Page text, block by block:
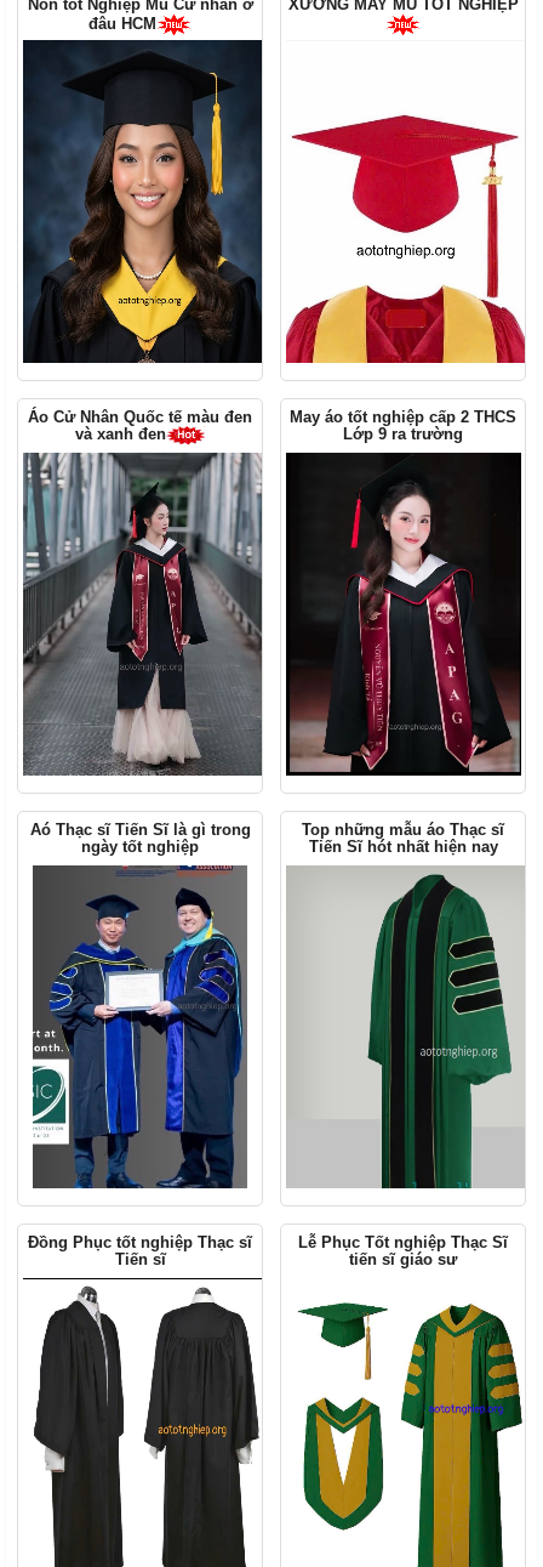
Nón tốt Nghiệp Mũ Cử nhân ở
đâu HCM
XƯỞNG MAY MŨ TỐT NGHIỆP
Áo Cử Nhân Quốc tế màu đen
và xanh đen
May áo tốt nghiệp cấp 2 THCS
Lớp 9 ra trường
Aó Thạc sĩ Tiến Sĩ là gì trong
ngày tốt nghiệp
Top những mẫu áo Thạc sĩ
Tiến Sĩ hót nhất hiện nay
Đồng Phục tốt nghiệp Thạc sĩ
Tiến sĩ
Lễ Phục Tốt nghiệp Thạc Sĩ
tiến sĩ giáo sư